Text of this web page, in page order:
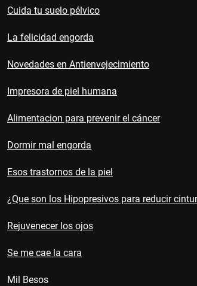
Cuida tu suelo pélvico
La felicidad engorda
Novedades en Antienvejecimiento
Impresora de piel humana
Alimentacion para prevenir el cáncer
Dormir mal engorda
Esos trastornos de la piel
¿Que son los Hipopresivos para reducir
Rejuvenecer los ojos
Se me cae la cara
Mil Besos